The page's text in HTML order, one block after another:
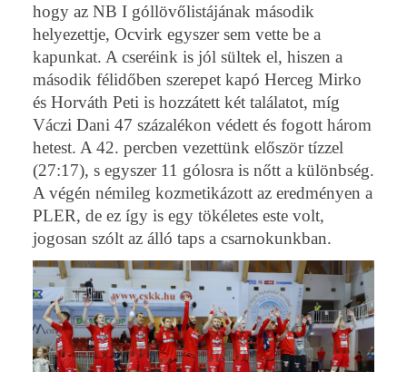
hogy az NB I góllövőlistájának második
helyezettje, Ocvirk egyszer sem vette be a
kapunkat. A cseréink is jól sültek el, hiszen a
második félidőben szerepet kapó Herceg Mirko
és Horváth Peti is hozzátett két találatot, míg
Váczi Dani 47 százalékon védett és fogott három
hetest. A 42. percben vezettünk először tízzel
(27:17), s egyszer 11 gólosra is nőtt a különbség.
A végén némileg kozmetikázott az eredményen a
PLER, de ez így is egy tökéletes este volt,
jogosan szólt az álló taps a csarnokunkban.